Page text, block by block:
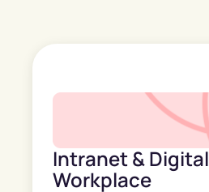
Intranet & Digital
Workplace